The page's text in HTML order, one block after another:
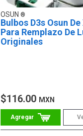
OSUN
Bulbos D3s Osun
Para Remplazo De
Originales
$116.00 MXN